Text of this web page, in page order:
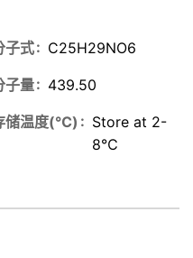
子式 C25H29NO6
子量 439.50
储温度(℃)
Store at 2-
8℃